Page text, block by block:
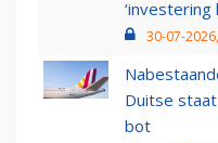
‘investering
30-07-
Duitse
bot